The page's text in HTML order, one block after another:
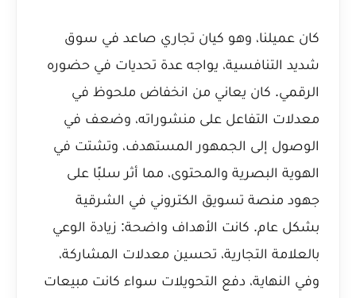
كان عميلنا، وهو كيان تجاري صاعد في سوق
شديد التنافسية، يواجه عدة تحديات في حضوره
الرقمي. كان يعاني من انخفاض ملحوظ في
معدلات التفاعل على منشوراته، وضعف في
الوصول إلى الجمهور المستهدف، وتشتت في
الهوية البصرية والمحتوى، مما أثر سلبًا على
جهود منصة تسويق الكتروني في الشرقية
بشكل عام. كانت الأهداف واضحة: زيادة الوعي
بالعلامة التجارية، تحسين معدلات المشاركة،
وفي النهاية، دفع التحويلات سواء كانت مبيعات